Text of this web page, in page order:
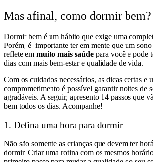
Mas afinal, como dormir bem?
Dormir bem é um hábito que exige uma
Porém, é importante ter em mente que um sono
reflete em muito mais saúde para você e pode
dias com mais bem-estar e qualidade de vida.
Com os cuidados necessários, as dicas certas e
comprometimento é possível garantir noites de
agradáveis. A seguir, apresento 14 passos que
bem todos os dias. Acompanhe!
1. Defina uma hora para dormir
Não são somente as crianças que devem ter
dormir. Criar uma rotina com os mesmos